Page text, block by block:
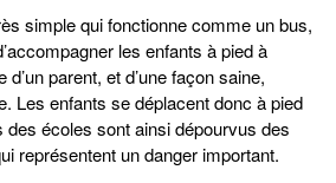
simple qui fonctionne comme un bus,
les enfants à pied à
d’un parent, et d’une façon saine,
Les enfants se déplacent donc à pied
écoles sont ainsi dépourvus des
représentent un danger important.